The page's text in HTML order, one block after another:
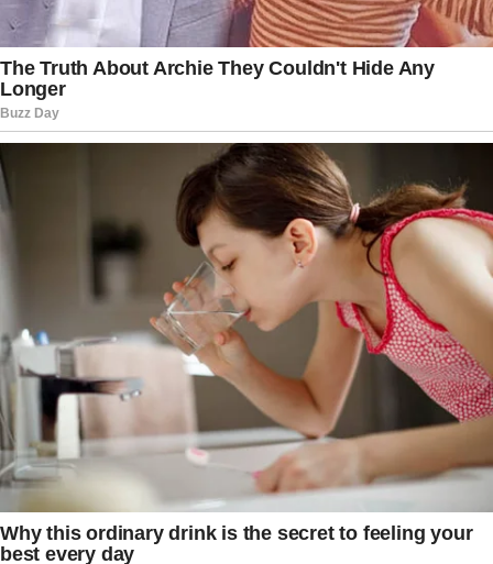
Ao apresentar sua manifestação, Gonet ressaltou
que o pedido de arquivamento se restringia
exclusivamente à esfera criminal. Segundo ele, a
inexistência de elementos para
responsabilização penal não impede que a
situação seja analisada sob outros aspectos,
como processos administrativos ou questões
patrimoniais relacionadas à posse e à destinação
Paralelamente, o Tribunal de Contas da União
(TCU) também analisou a questão envolvendo
presentes recebidos por chefes do Executivo.
Em decisão tomada ainda neste ano, a Corte de
Contas definiu que itens considerados de uso
pessoal recebidos por presidentes e vice-